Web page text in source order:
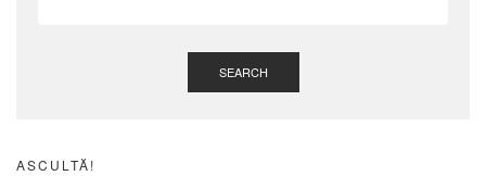
SEARCH
ASCULTĂ!